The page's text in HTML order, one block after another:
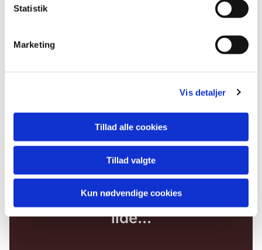
Statistik
Marketing
Vis detaljer
Tillad alle cookies
Tillad valgte
Kun nødvendige cookies
Du vil måske også kunne
lide...